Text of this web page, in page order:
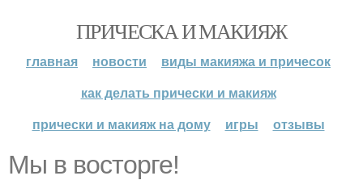
ПРИЧЕСКА И МАКИЯЖ
главная новости
виды макияжа и причесок
как делать прически и макияж
прически и макияж на дому
игры отзывы
Мы в восторге!